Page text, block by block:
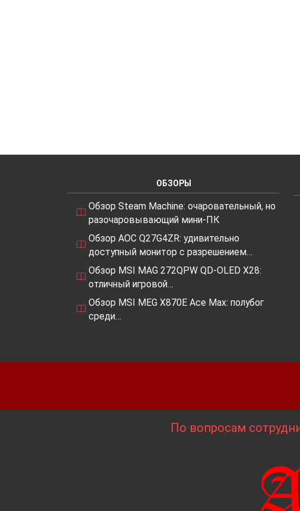
ОБЗОРЫ
Обзор Steam Machine: очаровательный, но
разочаровывающий мини-ПК
Обзор AOC Q27G4ZR: удивительно
доступный монитор с разрешением…
Обзор MSI MAG 272QPW QD-OLED X28:
отличный игровой…
Обзор MSI MEG X870E Ace Max: полубог
среди…
По вопросам